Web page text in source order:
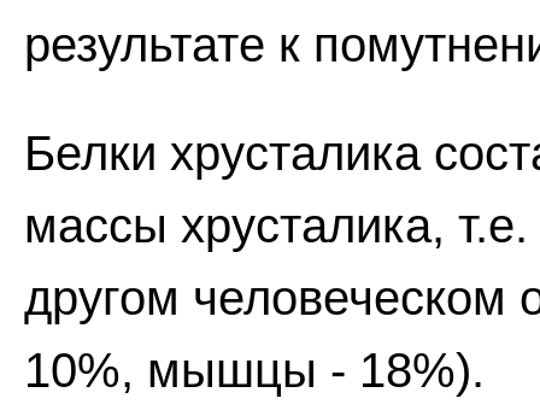
результате к
Белки хрусталика
массы хрусталика,
другом человеческом
10%, мышцы - 18%).